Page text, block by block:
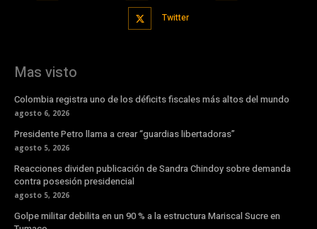
Twitter
Mas visto
Colombia registra uno de los déficits fiscales más altos del mundo
agosto 6, 2026
Presidente Petro llama a crear “guardias libertadoras”
agosto 5, 2026
Reacciones dividen publicación de Sandra Chindoy sobre demanda
contra posesión presidencial
agosto 5, 2026
Golpe militar debilita en un 90 % a la estructura Mariscal Sucre en